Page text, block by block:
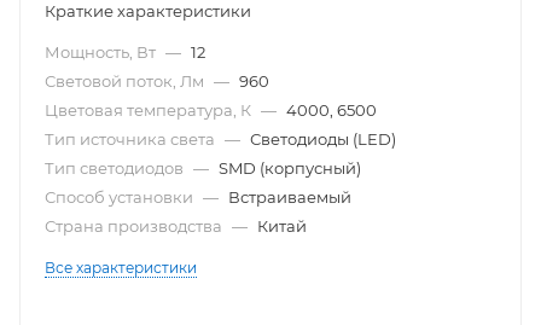
Краткие характеристики
Мощность, Вт — 12
Световой поток, Лм — 960
Цветовая температура, К — 4000, 6500
Тип источника света — Светодиоды (LED)
Тип светодиодов — SMD (корпусный)
Способ установки — Встраиваемый
Страна производства — Китай
Все характеристики